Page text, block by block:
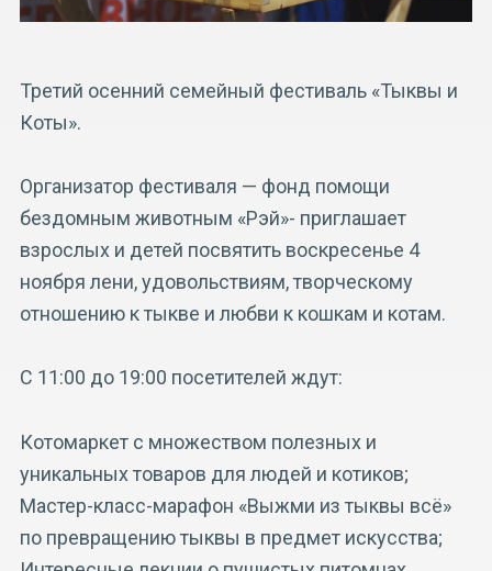
Третий осенний семейный фестиваль «Тыквы и
Коты».
Организатор фестиваля — фонд помощи
бездомным животным «Рэй»- приглашает
взрослых и детей посвятить воскресенье 4
ноября лени, удовольствиям, творческому
отношению к тыкве и любви к кошкам и котам.
С 11:00 до 19:00 посетителей ждут:
Котомаркет с множеством полезных и
уникальных товаров для людей и котиков;
Мастер-класс-марафон «Выжми из тыквы всё»
по превращению тыквы в предмет искусства;